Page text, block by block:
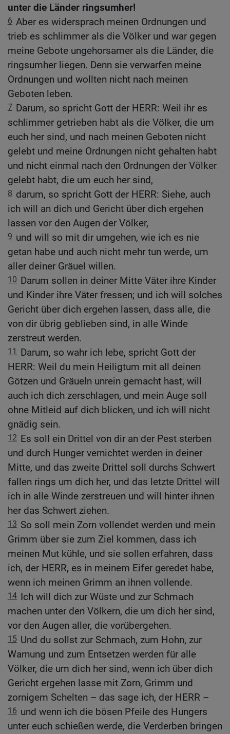
unter die Länder ringsumher!
6 Aber es widersprach meinen Ordnungen und
trieb es schlimmer als die Völker und war gegen
meine Gebote ungehorsamer als die Länder, die
ringsumher liegen. Denn sie verwarfen meine
Ordnungen und wollten nicht nach meinen
Geboten leben.
7 Darum, so spricht Gott der HERR: Weil ihr es
schlimmer getrieben habt als die Völker, die um
euch her sind, und nach meinen Geboten nicht
gelebt und meine Ordnungen nicht gehalten habt
und nicht einmal nach den Ordnungen der Völker
gelebt habt, die um euch her sind,
8 darum, so spricht Gott der HERR: Siehe, auch
ich will an dich und Gericht über dich ergehen
lassen vor den Augen der Völker,
9 und will so mit dir umgehen, wie ich es nie
getan habe und auch nicht mehr tun werde, um
aller deiner Gräuel willen.
10 Darum sollen in deiner Mitte Väter ihre Kinder
und Kinder ihre Väter fressen; und ich will solches
Gericht über dich ergehen lassen, dass alle, die
von dir übrig geblieben sind, in alle Winde
zerstreut werden.
11
Darum, so wahr ich lebe, spricht Gott der
HERR: Weil du mein Heiligtum mit all deinen
Götzen und Gräueln unrein gemacht hast, will
auch ich dich zerschlagen, und mein Auge soll
ohne Mitleid auf dich blicken, und ich will nicht
gnädig sein.
12 Es soll ein Drittel von dir an der Pest sterben
und durch Hunger vernichtet werden in deiner
Mitte, und das zweite Drittel soll durchs Schwert
fallen rings um dich her, und das letzte Drittel will
ich in alle Winde zerstreuen und will hinter ihnen
her das Schwert ziehen.
13 So soll mein Zorn vollendet werden und mein
Grimm über sie zum Ziel kommen, dass ich
meinen Mut kühle, und sie sollen erfahren, dass
ich, der HERR, es in meinem Eifer geredet habe,
wenn ich meinen Grimm an ihnen vollende.
14 Ich will dich zur Wüste und zur Schmach
machen unter den Völkern, die um dich her sind,
vor den Augen aller, die vorübergehen.
15 Und du sollst zur Schmach, zum Hohn, zur
Warnung und zum Entsetzen werden für alle
Völker, die um dich her sind, wenn ich über dich
Gericht ergehen lasse mit Zorn, Grimm und
zornigem Schelten – das sage ich, der HERR –
16 und wenn ich die bösen Pfeile des Hungers
unter euch schießen werde, die Verderben bringen